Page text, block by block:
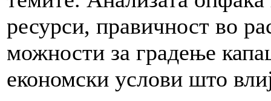
ресурси, правичност во
можности за градење
економски услови што